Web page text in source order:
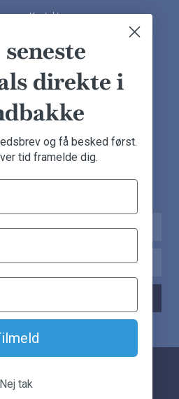
Kontakt os
Kundeudtalelser
Besøg showroom
Alle rettigheder forbeholdes.
direkte i
og få besked først.
tid framelde dig.
Nej tak